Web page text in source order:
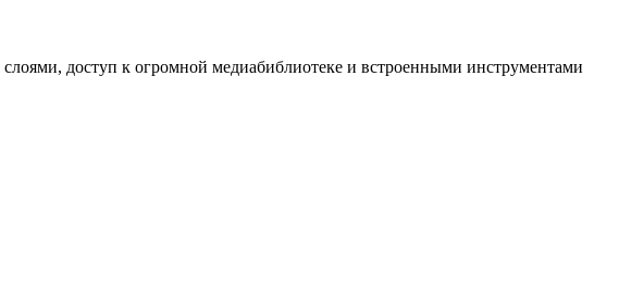
доступ к огромной медиабиблиотеке и встроенными инструментами